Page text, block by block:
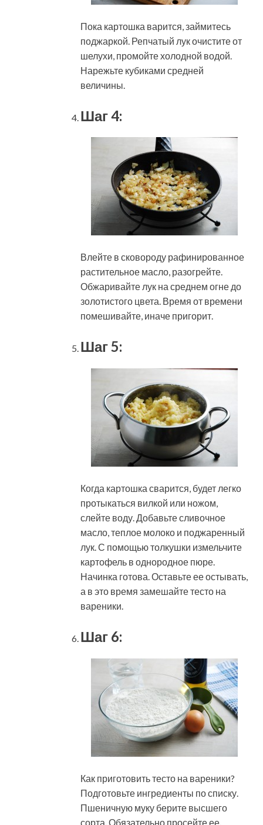
Пока картошка варится, займитесь
поджаркой. Репчатый лук очистите от
шелухи, промойте холодной водой.
Нарежьте кубиками средней
величины.
Шаг 4:
Влейте в сковороду рафинированное
растительное масло, разогрейте.
Обжаривайте лук на среднем огне до
золотистого цвета. Время от времени
помешивайте, иначе пригорит.
Шаг 5:
Когда картошка сварится, будет легко
протыкаться вилкой или ножом,
слейте воду. Добавьте сливочное
масло, теплое молоко и поджаренный
лук. С помощью толкушки измельчите
картофель в однородное пюре.
Начинка готова. Оставьте ее остывать,
а в это время замешайте тесто на
вареники.
Шаг 6:
Как приготовить тесто на вареники?
Подготовьте ингредиенты по списку.
Пшеничную муку берите высшего
сорта. Обязательно просейте ее,